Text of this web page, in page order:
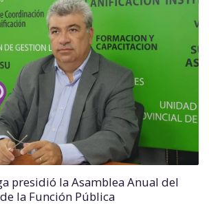
presidió la Asamblea Anual del
la Función Pública